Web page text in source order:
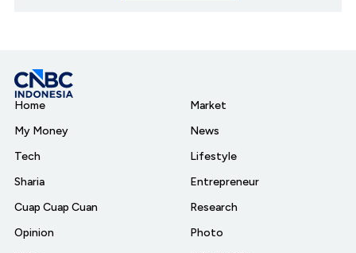
Home
My Money
Tech
Sharia
Cuap Cuap Cuan
Opinion
Market
News
Lifestyle
Entrepreneur
Research
Photo